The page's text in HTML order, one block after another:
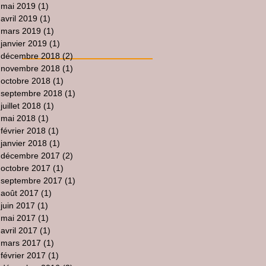
mai 2019 (1)
avril 2019 (1)
mars 2019 (1)
janvier 2019 (1)
décembre 2018 (2)
novembre 2018 (1)
octobre 2018 (1)
septembre 2018 (1)
juillet 2018 (1)
mai 2018 (1)
février 2018 (1)
janvier 2018 (1)
décembre 2017 (2)
octobre 2017 (1)
septembre 2017 (1)
août 2017 (1)
juin 2017 (1)
mai 2017 (1)
avril 2017 (1)
mars 2017 (1)
février 2017 (1)